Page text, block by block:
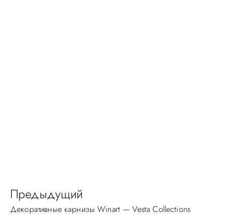
Предыдущий
Декоративные карнизы Winart — Vesta Collections